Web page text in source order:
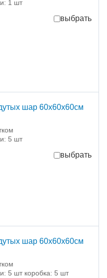
1 шт
выбрать
шар 60х60х60см
5 шт
выбрать
шар 60х60х60см
5 шт коробка: 5 шт